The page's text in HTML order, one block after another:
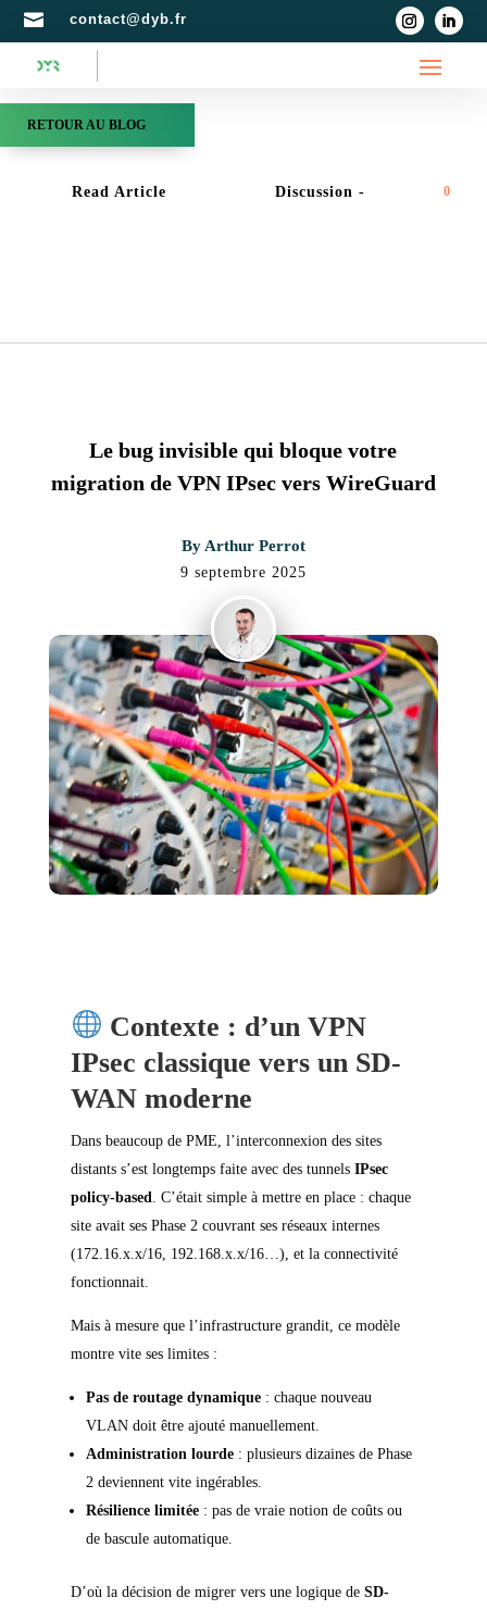
 contact@dyb.fr
RETOUR AU BLOG
Read Article Discussion - 0
Le bug invisible qui bloque votre
migration de VPN IPsec vers WireGuard
By Arthur Perrot
9 septembre 2025
Contexte : d’un VPN
IPsec classique vers un SD-
WAN moderne
Dans beaucoup de PME, l’interconnexion des sites
distants s’est longtemps faite avec des tunnels IPsec
policy-based
. C’était simple à mettre en place : chaque
site avait ses Phase 2 couvrant ses réseaux internes
(172.16.x.x/16, 192.168.x.x/16…), et la connectivité
fonctionnait.
Mais à mesure que l’infrastructure grandit, ce modèle
montre vite ses limites :
Pas de routage dynamique: chaque nouveau
VLAN doit être ajouté manuellement.
Administration lourde: plusieurs dizaines de Phase
2 deviennent vite ingérables.
Résilience limitée: pas de vraie notion de coûts ou
de bascule automatique.
D’où la décision de migrer vers une logique de SD-